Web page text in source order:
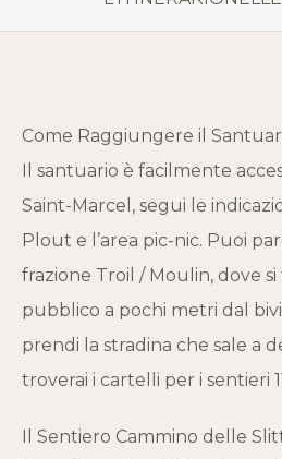
Come Raggiungere il
Il santuario è facilmente
Saint-Marcel, segui le
Plout e l’area pic-nic. Puoi
frazione Troil / Moulin, dove
pubblico a pochi metri dal
prendi la stradina che sale a
troverai i cartelli per i sentieri
Il Sentiero Cammino delle